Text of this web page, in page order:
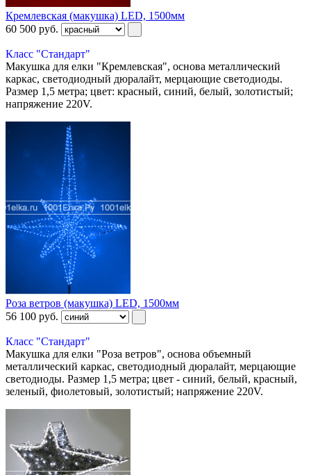
Кремлевская (макушка) LED, 1500мм
60 500 руб.
Класс "Стандарт"
Макушка для елки "Кремлевская", основа металлический
каркас, светодиодный дюралайт, мерцающие светодиоды.
Размер 1,5 метра; цвет: красный, синий, белый, золотистый;
напряжение 220V.
Роза ветров (макушка) LED, 1500мм
56 100 руб.
Класс "Стандарт"
Макушка для елки "Роза ветров", основа объемный
металлический каркас, светодиодный дюралайт, мерцающие
светодиоды. Размер 1,5 метра; цвет - синий, белый, красный,
зеленый, фиолетовый, золотистый; напряжение 220V.